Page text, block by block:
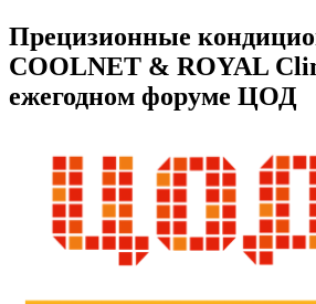
Прецизионные
COOLNET & ROYAL
ежегодном форуме ЦОД